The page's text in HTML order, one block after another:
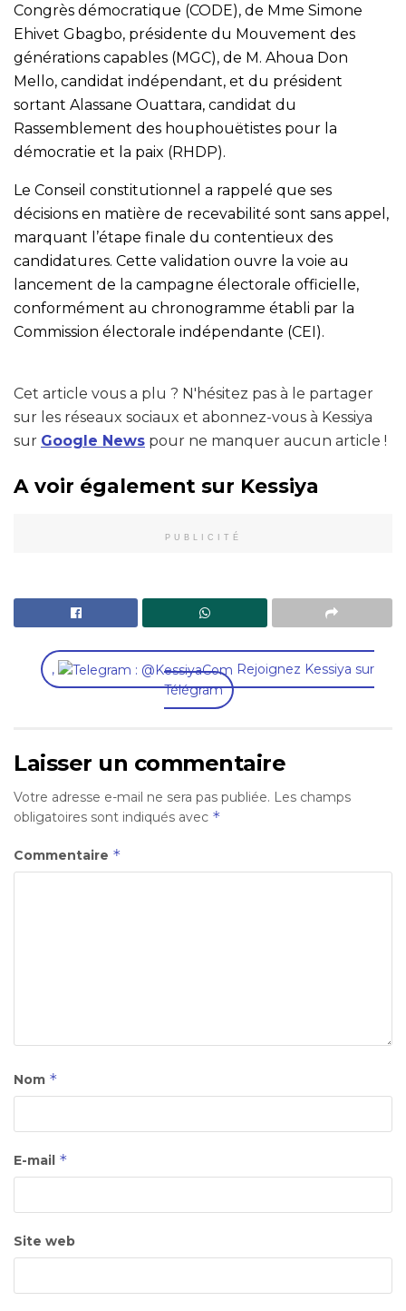
Congrès démocratique (CODE), de Mme Simone
Ehivet Gbagbo, présidente du Mouvement des
générations capables (MGC), de M. Ahoua Don
Mello, candidat indépendant, et du président
sortant Alassane Ouattara, candidat du
Rassemblement des houphouëtistes pour la
démocratie et la paix (RHDP).
Le Conseil constitutionnel a rappelé que ses
décisions en matière de recevabilité sont sans appel,
marquant l’étape finale du contentieux des
candidatures. Cette validation ouvre la voie au
lancement de la campagne électorale officielle,
conformément au chronogramme établi par la
Commission électorale indépendante (CEI).
Cet article vous a plu ? N'hésitez pas à le partager
sur les réseaux sociaux et abonnez-vous à Kessiya
sur Google News pour ne manquer aucun article !
A voir également sur Kessiya
PUBLICITÉ
,
Rejoignez Kessiya sur
Télégram
Laisser un commentaire
Votre adresse e-mail ne sera pas publiée. Les champs
obligatoires sont indiqués avec *
Commentaire *
Nom *
E-mail *
Site web